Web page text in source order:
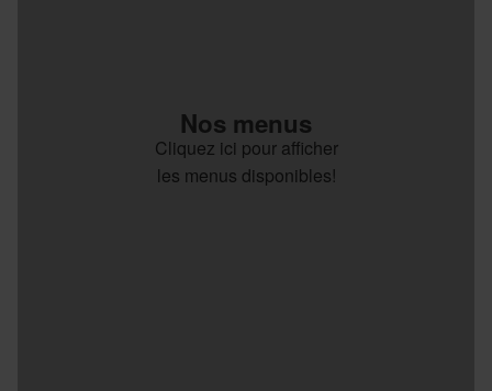
Nos menus
Cliquez ici pour afficher
les menus disponibles!